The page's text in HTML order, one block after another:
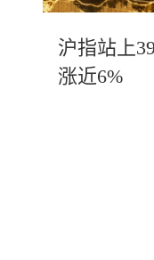
沪指站上
涨近6%